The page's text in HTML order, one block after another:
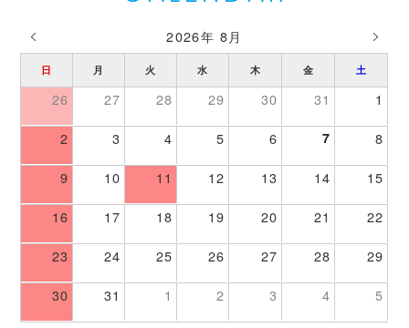
2026年 8月
日 月 火 水 木 金 土
26 27 28 29 30 31 1
2 3 4 5 6 7 8
9 10 11 12 13 14 15
16 17 18 19 20 21 22
23 24 25 26 27 28 29
30 31 1 2 3 4 5